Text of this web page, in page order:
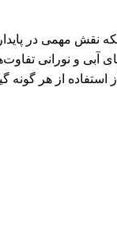
نقش مهمی در
آبی و نورانی
از هر